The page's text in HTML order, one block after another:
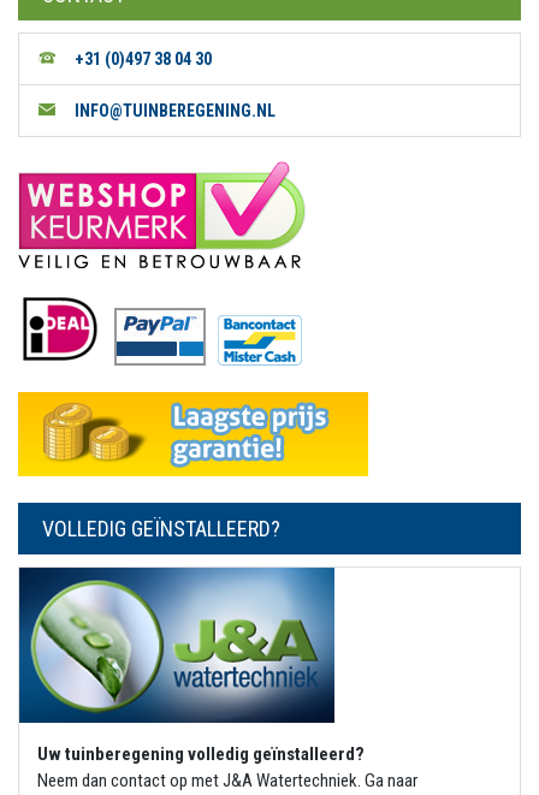
+31 (0)497 38 04 30
INFO@TUINBEREGENING.NL
VOLLEDIG GEÏNSTALLEERD?
Uw tuinberegening volledig geïnstalleerd?
Neem dan contact op met J&A Watertechniek. Ga naar